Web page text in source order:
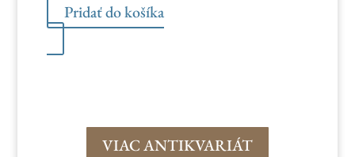
Pridať do košíka
VIAC ANTIKVARIÁT